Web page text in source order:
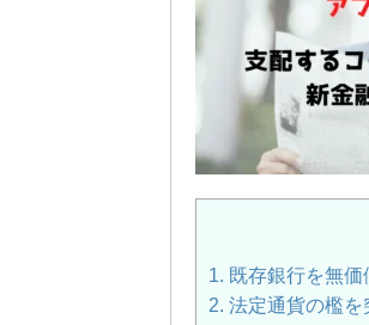
1. 既存銀行を無
2. 法定通貨の檻